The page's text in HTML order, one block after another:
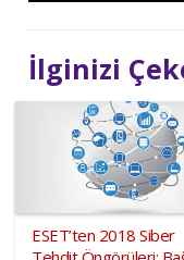
İlginizi
ESET’ten 2018 Siber